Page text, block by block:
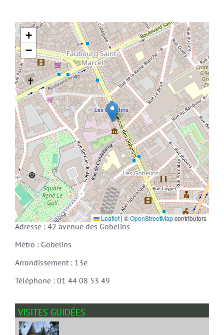
+
−
Leaflet| ©OpenStreetMapcontributors
Adresse : 42 avenue des Gobelins
Métro : Gobelins
Arrondissement : 13e
Téléphone : 01 44 08 53 49
VISITES GUIDÉES